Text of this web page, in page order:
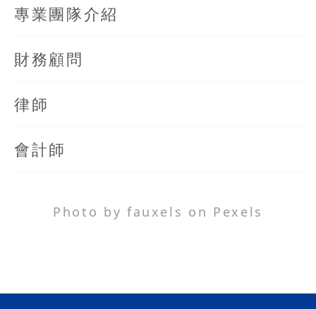
專業團隊介紹
財務顧問
律師
會計師
Photo by fauxels on Pexels